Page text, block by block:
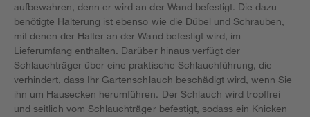
aufbewahren, denn er wird an der Wand befestigt. Die dazu
benötigte Halterung ist ebenso wie die Dübel und Schrauben,
mit denen der Halter an der Wand befestigt wird, im
Lieferumfang enthalten. Darüber hinaus verfügt der
Schlauchträger über eine praktische Schlauchführung, die
verhindert, dass Ihr Gartenschlauch beschädigt wird, wenn Sie
ihn um Hausecken herumführen. Der Schlauch wird tropffrei
und seitlich vom Schlauchträger befestigt, sodass ein Knicken